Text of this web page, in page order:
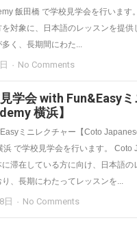
飯田橋 で学校見学会を行いま
対象に、日本語のレッスンを提
く、長期間にわた...
No Comments
学会 with Fun&Easy
横浜】
ミニレクチャー【Coto
で学校見学会を行います。
滞在している方に向け、日本語
、長期にわたってレッスンを...
日 No Comments